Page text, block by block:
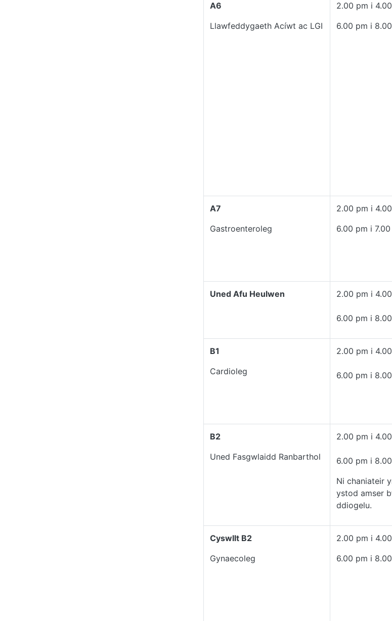
A6
Llawfeddygaeth Acíwt ac LGI
2.00 pm i
6.00 pm i
A7
Gastroenteroleg
2.00 pm i
6.00 pm i
Uned Afu Heulwen 2.00 pm i
6.00 pm i
B1
Cardioleg
2.00 pm i
6.00 pm i
B2
Uned Fasgwlaidd Ranbarthol
2.00 pm i
6.00 pm i
Ni chaniateir
ystod amser
ddiogelu.
Cyswllt B2
Gynaecoleg
2.00 pm i
6.00 pm i